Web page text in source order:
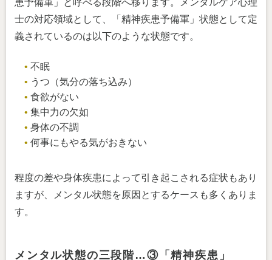
患予備軍」と呼べる段階へ移ります。メンタルケア心理
士の対応領域として、「精神疾患予備軍」状態として定
義されているのは以下のような状態です。
不眠
うつ（気分の落ち込み）
食欲がない
集中力の欠如
身体の不調
何事にもやる気がおきない
程度の差や身体疾患によって引き起こされる症状もあり
ますが、メンタル状態を原因とするケースも多くありま
す。
メンタル状態の三段階…③「精神疾患」